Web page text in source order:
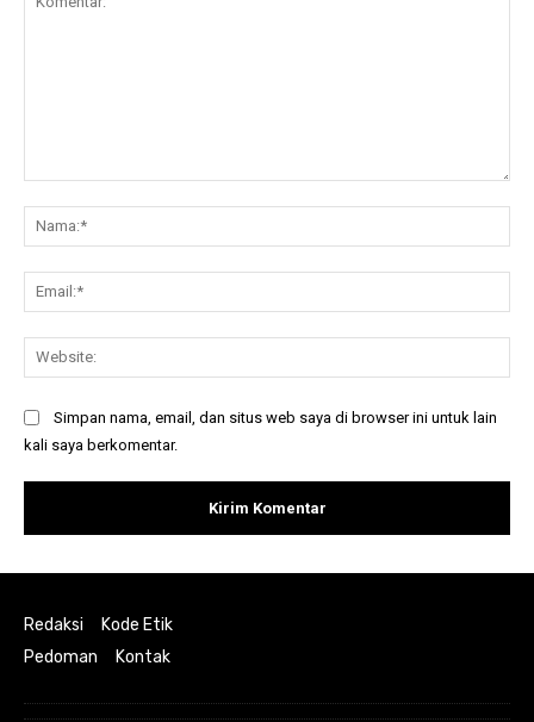
Simpan nama, email, dan situs web saya di browser ini untuk lain
kali saya berkomentar.
Redaksi
Kode Etik
Pedoman
Kontak